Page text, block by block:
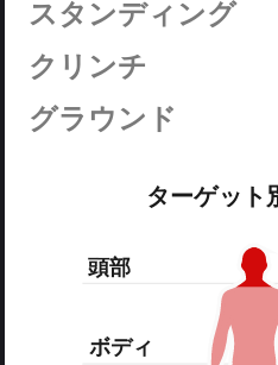
スタンディング
クリンチ
グラウンド
ターゲット
頭部
ボディ